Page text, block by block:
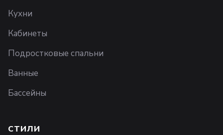
Кухни
Кабинеты
Подростковые спальни
Ванные
Бассейны
СТИЛИ